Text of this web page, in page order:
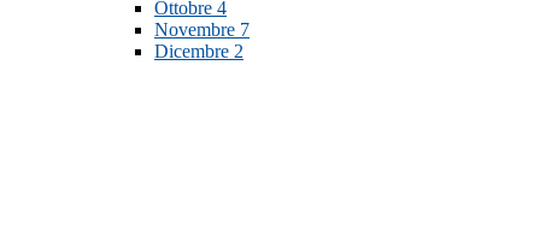
Ottobre 4
Novembre 7
Dicembre 2